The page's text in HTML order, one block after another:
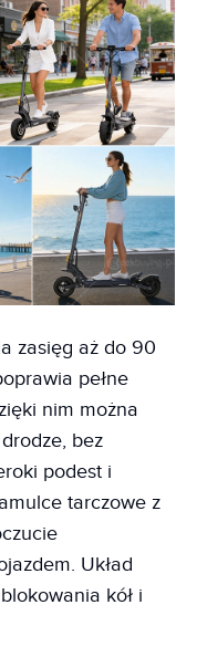
zasięg aż do 90
pełne
nim można
bez
podest i
tarczowe z
Układ
kół i